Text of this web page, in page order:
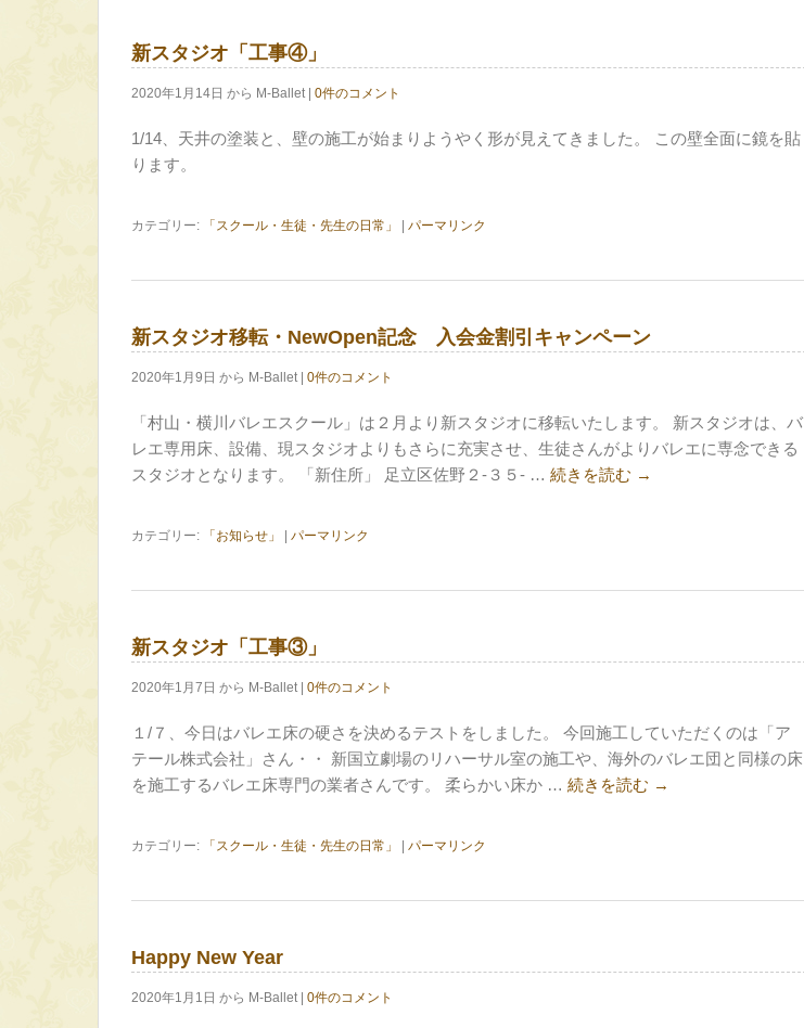
新スタジオ「工事④」
2020年1月14日 から M-Ballet | 0件のコメント
1/14、天井の塗装と、壁の施工が始まりようやく形が見えてきました。 この壁全面に鏡を貼
ります。
カテゴリー: 「スクール・生徒・先生の日常」 パーマリンク
新スタジオ移転・NewOpen記念 入会金割引キャンペーン
2020年1月9日 から M-Ballet | 0件のコメント
「村山・横川バレエスクール」は２月より新スタジオに移転いたします。 新スタジオは、バ
レエ専用床、設備、現スタジオよりもさらに充実させ、生徒さんがよりバレエに専念できる
スタジオとなります。 「新住所」 足立区佐野２-３５- … 続きを読む →
カテゴリー: 「お知らせ」 パーマリンク
新スタジオ「工事③」
2020年1月7日 から M-Ballet | 0件のコメント
１/７、今日はバレエ床の硬さを決めるテストをしました。 今回施工していただくのは「ア
テール株式会社」さん・・ 新国立劇場のリハーサル室の施工や、海外のバレエ団と同様の床
を施工するバレエ床専門の業者さんです。 柔らかい床か … 続きを読む →
カテゴリー: 「スクール・生徒・先生の日常」 パーマリンク
Happy New Year
2020年1月1日 から M-Ballet | 0件のコメント